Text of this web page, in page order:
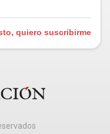
quiero suscribirme